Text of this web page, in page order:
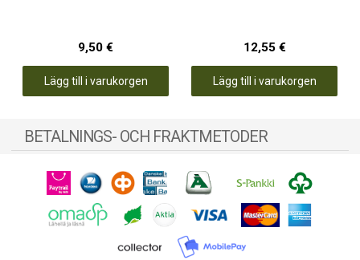
9,50 €
Lägg till i varukorgen
12,55 €
Lägg till i varukorgen
BETALNINGS- OCH FRAKTMETODER